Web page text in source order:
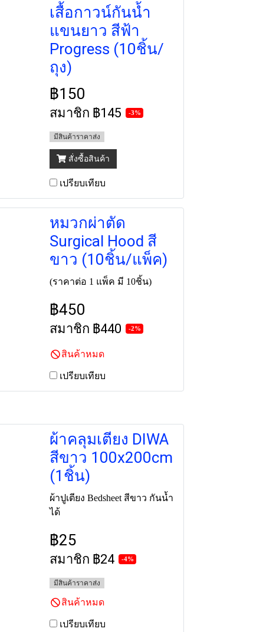
เสื้อกาวน์กันน้ำ
แขนยาว สีฟ้า
Progress (10ชิ้น/
ถุง)
฿150
สมาชิก ฿145 -3%
มีสินค้าราคาส่ง
สั่งซื้อสินค้า
เปรียบเทียบ
หมวกผ่าตัด
Surgical Hood สี
ขาว (10ชิ้น/แพ็ค)
(ราคาต่อ 1 แพ็ค มี 10ชิ้น)
฿450
สมาชิก ฿440 -2%
สินค้าหมด
เปรียบเทียบ
ผ้าคลุมเตียง DIWA
สีขาว 100x200cm
(1ชิ้น)
ผ้าปูเตียง Bedsheet สีขาว กันน้ำ
ได้
฿25
สมาชิก ฿24 -4%
มีสินค้าราคาส่ง
สินค้าหมด
เปรียบเทียบ